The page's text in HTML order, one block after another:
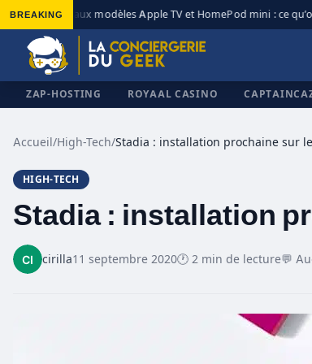
BREAKING
◆ Nouveaux modèles Apple TV et HomePod mini : ce qu’on
ZAP-HOSTING ROYAAL CASINO
Accueil/High-Tech/
HIGH-TECH
Stadia : installation
cirilla11 septembre 2020🕐 2 min de lecture💬